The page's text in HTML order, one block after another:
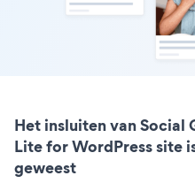
Het insluiten van Social
Lite for WordPress site
geweest